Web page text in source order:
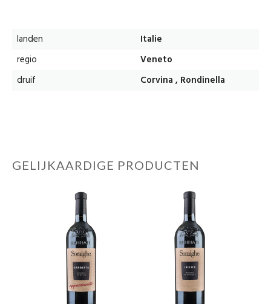
landen
Italie
regio
Veneto
druif
Corvina , Rondinella
GELIJKAARDIGE PRODUCTEN